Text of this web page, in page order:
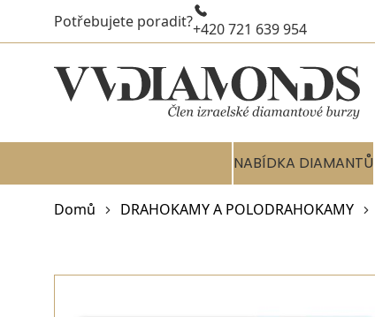
Potřebujete poradit?+420 721 639 954
NABÍDKA DIAMANTŮ
Domů DRAHOKAMY A POLODRAHOKAMY